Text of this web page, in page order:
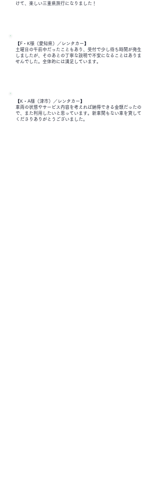
けて、楽しい三重県旅行になりました！
【F・K様（愛知県）／レンタカー】
土曜日の午前中だったこともあり、受付で少し待ち時間が発生
しましたが、そのあとの丁寧な説明で不安になることはありま
せんでした。全体的には満足しています。
【K・A様（津市）／レンタカー】
車両の状態やサービス内容を考えれば納得できる金額だったの
で、また利用したいと思っています。新車間もない車を貸して
くださりありがとうございました。